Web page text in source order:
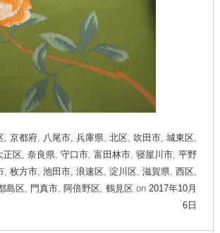
,京都府 八尾市 ,兵庫県 ,北区 吹田市 ,城東区
正区 ,奈良県 ,守口市 ,富田林市 ,寝屋川市 ,平野
,枚方市 ,池田市 ,浪速区 ,淀川区 ,滋賀県 ,西区
島区 門真市 阿倍野区 ,鶴見区 on 2017年10月
6日